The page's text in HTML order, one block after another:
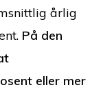
årlig
På den
eller mer